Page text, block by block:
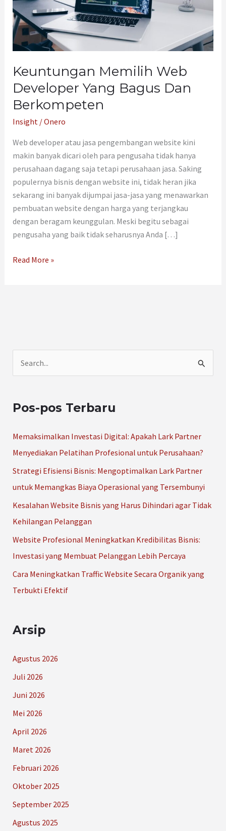
Keuntungan Memilih Web
Developer Yang Bagus Dan
Berkompeten
Insight/Onero
Web developer atau jasa pengembangan website kini
makin banyak dicari oleh para pengusaha tidak hanya
perusahaan dagang saja tetapi perusahaan jasa. Saking
populernya bisnis dengan website ini, tidak heran jika
sekarang ini banyak dijumpai jasa-jasa yang menawarkan
pembuatan website dengan harga yang terjangkau
dengan beragam keunggulan. Meski begitu sebagai
pengusaha yang baik tidak seharusnya Anda […]
Dan
Berkompeten
Read More »
i
:
Pos-pos Terbaru
Memaksimalkan Investasi Digital: Apakah Lark Partner
Menyediakan Pelatihan Profesional untuk Perusahaan?
Strategi Efisiensi Bisnis: Mengoptimalkan Lark Partner
untuk Memangkas Biaya Operasional yang Tersembunyi
Kesalahan Website Bisnis yang Harus Dihindari agar Tidak
Kehilangan Pelanggan
Website Profesional Meningkatkan Kredibilitas Bisnis:
Investasi yang Membuat Pelanggan Lebih Percaya
Cara Meningkatkan Traffic Website Secara Organik yang
Terbukti Efektif
Arsip
Agustus 2026
Juli 2026
Juni 2026
Mei 2026
April 2026
Maret 2026
Februari 2026
Oktober 2025
September 2025
Agustus 2025